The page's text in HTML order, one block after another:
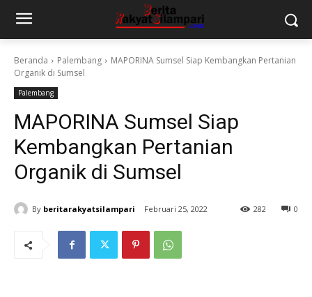
Beranda Palembang
MAPORINA Sumsel Siap Kembangkan Pertanian
Organik di Sumsel
Palembang
MAPORINA Sumsel Siap
Kembangkan Pertanian
Organik di Sumsel
By beritarakyatsilampari Februari 25, 2022 0
282